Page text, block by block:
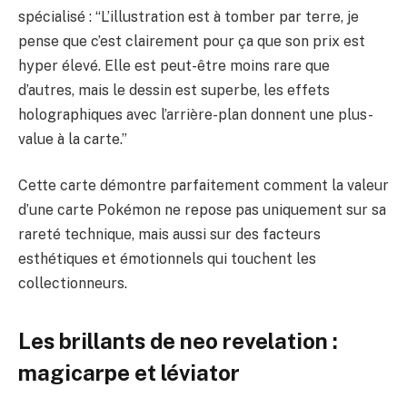
spécialisé : “L’illustration est à tomber par terre, je
pense que c’est clairement pour ça que son prix est
hyper élevé. Elle est peut-être moins rare que
d’autres, mais le dessin est superbe, les effets
holographiques avec l’arrière-plan donnent une plus-
value à la carte.”
Cette carte démontre parfaitement comment la valeur
d’une carte Pokémon ne repose pas uniquement sur sa
rareté technique, mais aussi sur des facteurs
esthétiques et émotionnels qui touchent les
collectionneurs.
Les brillants de neo revelation :
magicarpe et léviator